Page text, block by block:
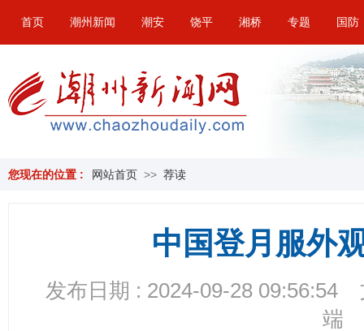
首页 潮州新闻 潮安 饶平 湘桥 专题 国防
您现在的位置 : 网站首页 >> 荐读
中国登月服外
发布日期 : 2024-09-28 09:56:54
端